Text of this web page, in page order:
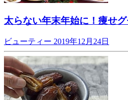
太らない年末年始に！痩せ
ビューティー 2019年12月24日